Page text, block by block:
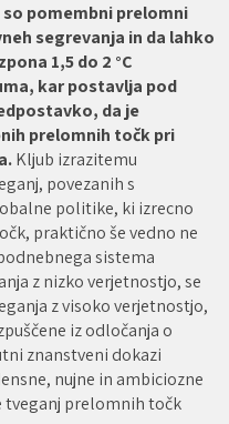
pomembni prelomni
segrevanja in da lahko
1,5 do 2 °C
kar postavlja pod
da je
prelomnih točk pri
Kljub izrazitemu
povezanih s
politike, ki izrecno
praktično še vedno ne
sistema
z nizko verjetnostjo, se
z visoko verjetnostjo,
iz odločanja o
znanstveni dokazi
nujne in ambiciozne
tveganj prelomnih točk